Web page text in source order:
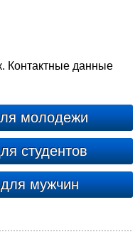
Контактные данные
молодежи
студентов
мужчин